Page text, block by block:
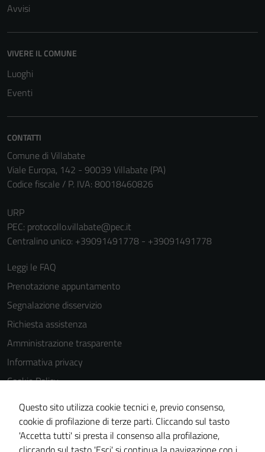
Avvisi
VIVERE IL COMUNE
Luoghi
Eventi
CONTATTI
Comune di Villabate
Viale Europa, 142 - 90039 Villabate (PA)
Codice fiscale / P. IVA: 80018460826
URP
PEC: protocollo.villabate@pec.it
Centralino unico: +39091491778 - +39091491778
Leggi le FAQ
Prenotazione appuntamento
Segnalazione disservizio
Richiesta assistenza
Amministrazione trasparente
Informativa privacy
Cookie Policy
Note legali
Dichiarazione di accessibilità
Obiettivi di accessibilità
Questo sito utilizza cookie tecnici e, previo consenso,
cookie di profilazione di terze parti. Cliccando sul tasto
'Accetta tutti' si presta il consenso alla profilazione,